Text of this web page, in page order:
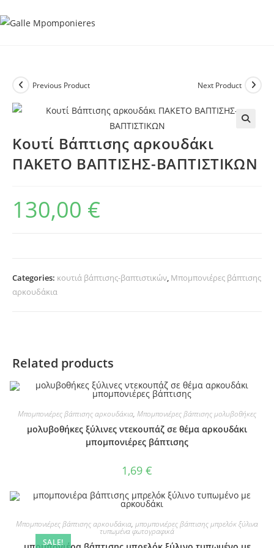
to
Previous Product Next Product
Κουτί Βάπτισης αρκουδάκι
ΠΑΚΕΤΟ ΒΑΠΤΙΣΗΣ-ΒΑΠΤΙΣΤΙΚΩΝ
130,00 €
Categories: κουτιά βάπτισης-βαπτιστικών, Μπομπονιέρες βάπτισης
αρκουδάκια
Related products
Μπομπονιέρες βάπτισης αρκουδάκια, Μπομπονιέρες βάπτισης μολυβοθήκες
μολυβοθήκες ξύλινες ντεκουπάζ σε θέμα αρκουδάκι
μπομπονιέρες βάπτισης
1,69 €
SALE!
Μπομπονιέρες βάπτισης αρκουδάκια, μπομπονιέρες βάπτισης μπρελόκ ξύλινα
τυπωμένα φωτογραφικά